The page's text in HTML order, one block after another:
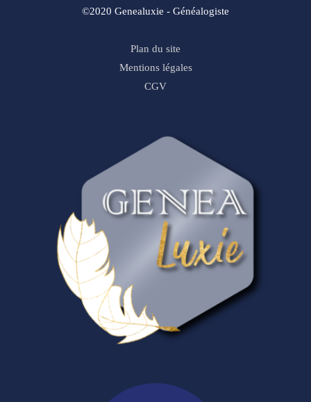
©2020 Genealuxie - Généalogiste
Plan du site
Mentions légales
CGV